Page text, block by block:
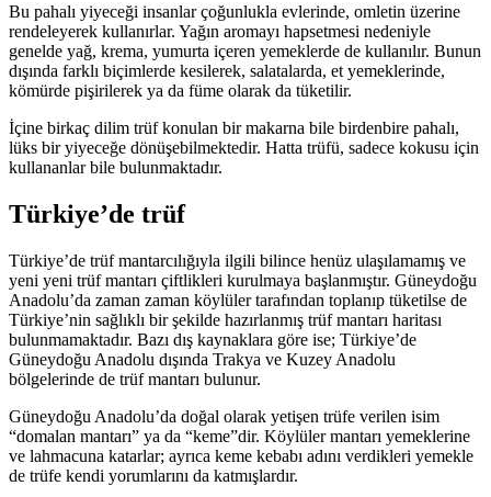
Bu pahalı yiyeceği insanlar çoğunlukla evlerinde, omletin üzerine
rendeleyerek kullanırlar. Yağın aromayı hapsetmesi nedeniyle
genelde yağ, krema, yumurta içeren yemeklerde de kullanılır. Bunun
dışında farklı biçimlerde kesilerek, salatalarda, et yemeklerinde,
kömürde pişirilerek ya da füme olarak da tüketilir.
İçine birkaç dilim trüf konulan bir makarna bile birdenbire pahalı,
lüks bir yiyeceğe dönüşebilmektedir. Hatta trüfü, sadece kokusu için
kullananlar bile bulunmaktadır.
Türkiye’de trüf
Türkiye’de trüf mantarcılığıyla ilgili bilince henüz ulaşılamamış ve
yeni yeni trüf mantarı çiftlikleri kurulmaya başlanmıştır. Güneydoğu
Anadolu’da zaman zaman köylüler tarafından toplanıp tüketilse de
Türkiye’nin sağlıklı bir şekilde hazırlanmış trüf mantarı haritası
bulunmamaktadır. Bazı dış kaynaklara göre ise; Türkiye’de
Güneydoğu Anadolu dışında Trakya ve Kuzey Anadolu
bölgelerinde de trüf mantarı bulunur.
Güneydoğu Anadolu’da doğal olarak yetişen trüfe verilen isim
“domalan mantarı” ya da “keme”dir. Köylüler mantarı yemeklerine
ve lahmacuna katarlar; ayrıca keme kebabı adını verdikleri yemekle
de trüfe kendi yorumlarını da katmışlardır.